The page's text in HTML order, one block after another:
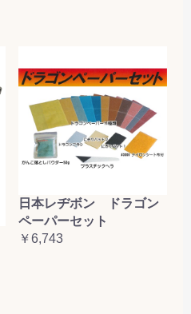
日本レヂボン ドラゴン
ペーパーセット
￥6,743